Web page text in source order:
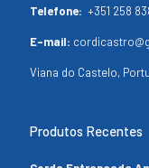
Telefone: +351 258
E-mail:
Viana do Castelo,
Produtos Recentes